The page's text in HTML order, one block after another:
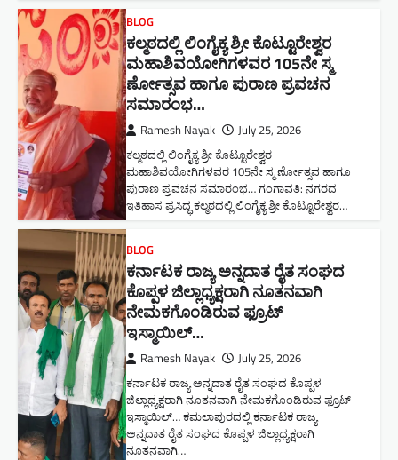
BLOG
ಕಲ್ಮಠದಲ್ಲಿ ಲಿಂಗೈಕ್ಯ ಶ್ರೀ ಕೊಟ್ಟೂರೇಶ್ವರ
ಮಹಾಶಿವಯೋಗಿಗಳವರ 105ನೇ ಸ್ಮ
ರ್ಣೋತ್ಸವ ಹಾಗೂ ಪುರಾಣ ಪ್ರವಚನ
ಸಮಾರಂಭ​…
Ramesh Nayak July 25, 2026
ಕಲ್ಮಠದಲ್ಲಿ ಲಿಂಗೈಕ್ಯ ಶ್ರೀ ಕೊಟ್ಟೂರೇಶ್ವರ
ಮಹಾಶಿವಯೋಗಿಗಳವರ 105ನೇ ಸ್ಮ ರ್ಣೋತ್ಸವ ಹಾಗೂ
ಪುರಾಣ ಪ್ರವಚನ ಸಮಾರಂಭ​… ಗಂಗಾವತಿ: ನಗರದ
ಇತಿಹಾಸ ಪ್ರಸಿದ್ಧ ಕಲ್ಮಠದಲ್ಲಿ ಲಿಂಗೈಕ್ಯ ಶ್ರೀ ಕೊಟ್ಟೂರೇಶ್ವರ…
BLOG
ಕರ್ನಾಟಕ ರಾಜ್ಯ ಅನ್ನದಾತ ರೈತ ಸಂಘದ
ಕೊಪ್ಪಳ ಜಿಲ್ಲಾಧ್ಯಕ್ಷರಾಗಿ ನೂತನವಾಗಿ
ನೇಮಕಗೊಂಡಿರುವ ಫ್ರೂಟ್
ಇಸ್ಮಾಯಿಲ್…
Ramesh Nayak July 25, 2026
ಕರ್ನಾಟಕ ರಾಜ್ಯ ಅನ್ನದಾತ ರೈತ ಸಂಘದ ಕೊಪ್ಪಳ
ಜಿಲ್ಲಾಧ್ಯಕ್ಷರಾಗಿ ನೂತನವಾಗಿ ನೇಮಕಗೊಂಡಿರುವ ಫ್ರೂಟ್
ಇಸ್ಮಾಯಿಲ್… ಕಮಲಾಪುರದಲ್ಲಿ ಕರ್ನಾಟಕ ರಾಜ್ಯ
ಅನ್ನದಾತ ರೈತ ಸಂಘದ ಕೊಪ್ಪಳ ಜಿಲ್ಲಾಧ್ಯಕ್ಷರಾಗಿ
ನೂತನವಾಗಿ…